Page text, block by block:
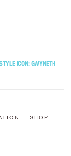
ICON: GWYNETH
SHOP